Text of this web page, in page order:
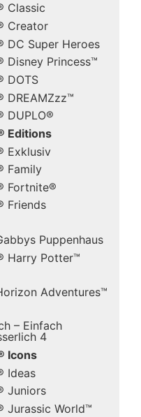
Classic
Creator
DC Super Heroes
Disney Princess™
DOTS
DREAMZzz™
DUPLO®
Editions
Exklusiv
Family
Fortnite®
Friends
Puppenhaus
Harry Potter™
Adventures™
– Einfach
4
Icons
Ideas
Juniors
Jurassic World™